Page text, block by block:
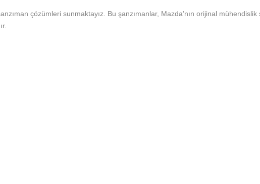
çözümleri sunmaktayız. Bu şanzımanlar, Mazda’nın orijinal